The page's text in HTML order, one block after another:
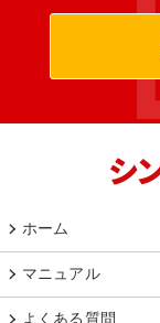
ホーム
マニュアル
よくある質問